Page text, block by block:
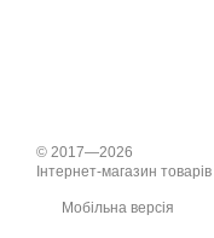
© 2017—2026
Інтернет-магазин
Мобільна версія